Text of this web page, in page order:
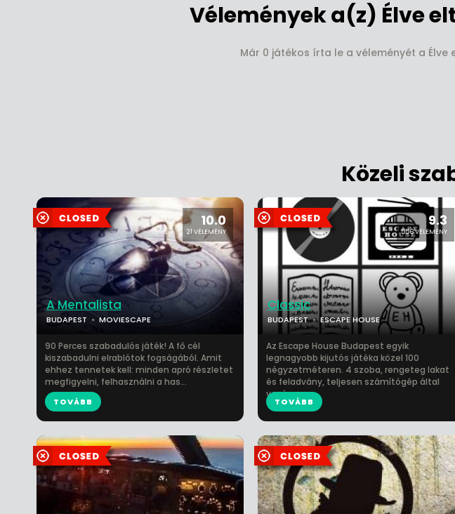
Vélemények a(z) Élve
Már 0 játékos írta le a véleményét a
Közeli
10.0
21 VÉLEMÉNY
A Mentalista
BUDAPEST MOVIESCAPE
90 Perces szabadulós játék! A fő cél
kiszabadulni elrablótok fogságából. Amit
ehhez tennetek kell: minden apró részletet
megfigyelni, felhasználni a has...
TOVÁBB
9.3
556 VÉLEMÉNY
Classic
BUDAPEST ESCAPE HOUSE
Az Escape House Budapest egyik
legnagyobb kijutós játéka közel 100
négyzetméteren. 4 szoba, rengeteg lakat
és feladvány, teljesen számítógép által
vezér...
TOVÁBB